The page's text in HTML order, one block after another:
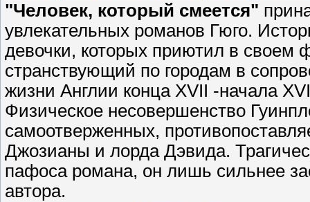
"Человек, который смеется"
увлекательных романов Гюго.
девочки, которых приютил в своем
странствующий по городам в
жизни Англии конца XVII -начала
Физическое несовершенство
самоотверженных,
Джозианы и лорда Дэвида.
пафоса романа, он лишь сильнее
автора.